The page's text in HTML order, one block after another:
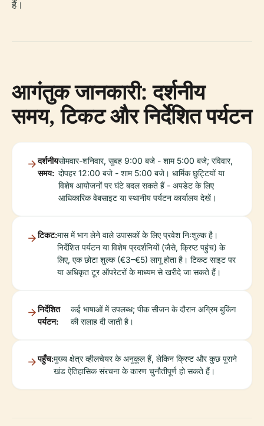
हैं।
आगंतुक जानकारी: दर्शनीय
समय, टिकट और निर्देशित पर्यटन
दर्शनीय
समय:
सोमवार-शनिवार, सुबह 9:00 बजे - शाम 5:00 बजे; रविवार,
दोपहर 12:00 बजे - शाम 5:00 बजे। धार्मिक छुट्टियों या
विशेष आयोजनों पर घंटे बदल सकते हैं - अपडेट के लिए
आधिकारिक वेबसाइट या स्थानीय पर्यटन कार्यालय देखें।
टिकट:मास में भाग लेने वाले उपासकों के लिए प्रवेश निःशुल्क है।
निर्देशित पर्यटन या विशेष प्रदर्शनियों (जैसे, क्रिप्ट पहुंच) के
लिए, एक छोटा शुल्क (€3–€5) लागू होता है। टिकट साइट पर
या अधिकृत टूर ऑपरेटरों के माध्यम से खरीदे जा सकते हैं।
निर्देशित
पर्यटन:
कई भाषाओं में उपलब्ध; पीक सीजन के दौरान अग्रिम बुकिंग
की सलाह दी जाती है।
पहुँच:मुख्य क्षेत्र व्हीलचेयर के अनुकूल हैं, लेकिन क्रिप्ट और कुछ पुराने
खंड ऐतिहासिक संरचना के कारण चुनौतीपूर्ण हो सकते हैं।